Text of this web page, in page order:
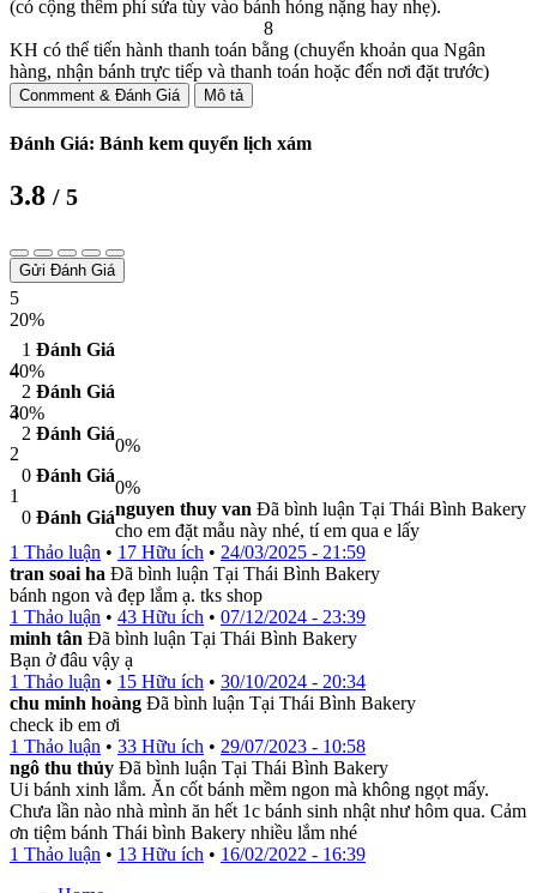
(có cộng thêm phí sửa tùy vào bánh hỏng nặng hay nhẹ).
8
KH có thể tiến hành thanh toán bằng (chuyển khoản qua Ngân
hàng, nhận bánh trực tiếp và thanh toán hoặc đến nơi đặt trước)
Conmment & Đánh Giá Mô tả
Đánh Giá: Bánh kem quyển lịch xám
3.8 / 5
Gửi Đánh Giá
5
20%
1 Đánh Giá
4
40%
2 Đánh Giá
3
40%
2 Đánh Giá
2
0%
0 Đánh Giá
1
0%
0 Đánh Giánguyen thuy van Đã bình luận Tại Thái Bình Bakery
cho em đặt mẫu này nhé, tí em qua e lấy
1 Thảo luận • 17 Hữu ích • 24/03/2025 - 21:59
tran soai ha Đã bình luận Tại Thái Bình Bakery
bánh ngon và đẹp lắm ạ. tks shop
1 Thảo luận • 43 Hữu ích • 07/12/2024 - 23:39
minh tân Đã bình luận Tại Thái Bình Bakery
Bạn ở đâu vậy ạ
1 Thảo luận • 15 Hữu ích • 30/10/2024 - 20:34
chu minh hoàng Đã bình luận Tại Thái Bình Bakery
check ib em ơi
1 Thảo luận • 33 Hữu ích • 29/07/2023 - 10:58
ngô thu thủy Đã bình luận Tại Thái Bình Bakery
Ui bánh xinh lắm. Ăn cốt bánh mềm ngon mà không ngọt mấy.
Chưa lần nào nhà mình ăn hết 1c bánh sinh nhật như hôm qua. Cảm
ơn tiệm bánh Thái bình Bakery nhiều lắm nhé
1 Thảo luận • 13 Hữu ích • 16/02/2022 - 16:39